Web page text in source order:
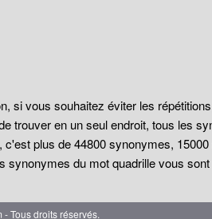
si vous souhaitez éviter les
trouver en un seul endroit, tous les
plus de 44800 synonymes,
du mot quadrille vous
Tous droits réservés.